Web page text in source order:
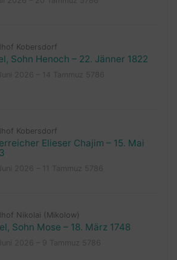
Kobersdorf
Sohn Henoch – 22. Jänner 1822
Kobersdorf
Elieser Chajim – 15. Mai
Nikolai (Mikolow)
Sohn Mose – 18. März 1748